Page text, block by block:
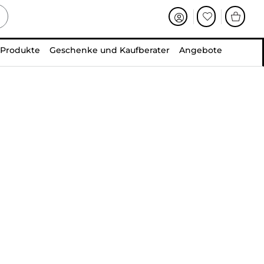
Geschenke und Kaufberater Angebote